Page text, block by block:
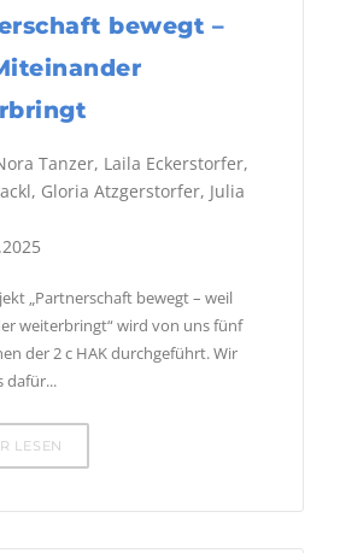
bewegt –
Tanzer, Laila Eckerstorfer,
Gloria Atzgerstorfer, Julia
„Partnerschaft bewegt – weil
weiterbringt“ wird von uns fünf
der 2 c HAK durchgeführt. Wir
dafür...
LESEN